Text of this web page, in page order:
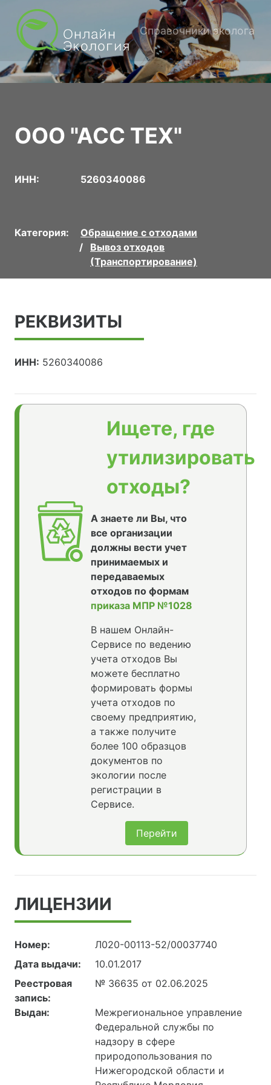
Справочники эколога
ООО "АСС ТЕХ"
ИНН: 5260340086
Категория:
Обращение с отходами
Вывоз отходов
(Транспортирование)
РЕКВИЗИТЫ
ИНН: 5260340086
Ищете, где
утилизировать
отходы?
А знаете ли Вы, что
все организации
должны вести учет
принимаемых и
передаваемых
отходов по формам
приказа МПР №1028
В нашем Онлайн-
Сервисе по ведению
учета отходов Вы
можете бесплатно
формировать формы
учета отходов по
своему предприятию,
а также получите
более 100 образцов
документов по
экологии после
регистрации в
Сервисе.
Перейти
ЛИЦЕНЗИИ
Номер:
Л020-00113-52/00037740
Дата выдачи:
10.01.2017
Реестровая
запись:
№ 36635 от 02.06.2025
Выдан:
Межрегиональное управление
Федеральной службы по
надзору в сфере
природопользования по
Нижегородской области и